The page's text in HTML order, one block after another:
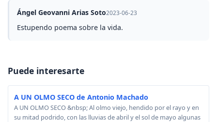
Ángel Geovanni Arias Soto2023-06-23
Estupendo poema sobre la vida.
Puede interesarte
A UN OLMO SECO de Antonio Machado
A UN OLMO SECO &nbsp; Al olmo viejo, hendido por el rayo y en
su mitad podrido, con las lluvias de abril y el sol de mayo algunas